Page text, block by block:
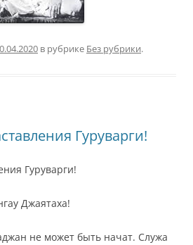
в рубрике Без рубрики.
Гуруварги!
Гуруварги!
Джаятаха!
не может быть начат. Служа